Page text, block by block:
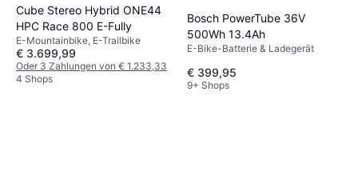
Cube Stereo Hybrid ONE44
HPC Race 800 E-Fully
E-Mountainbike, E-Trailbike
€ 3.699,99
Oder 3 Zahlungen von € 1.233,33
4 Shops
Bosch PowerTube 36V
500Wh 13.4Ah
E-Bike-Batterie & Ladegerät
€ 399,95
9+ Shops